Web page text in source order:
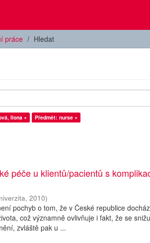
práce Hledat
Ilona × Předmět: nurse ×
péče u klientů/pacientů s
,2010)
pochyb o tom, že v České republice
což významně ovlivňuje i fakt, že se
zvláště pak u ...